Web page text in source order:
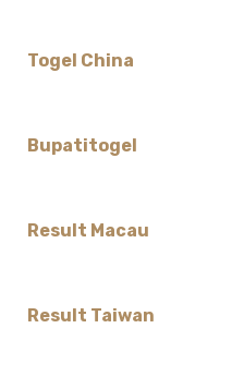
Togel China
Bupatitogel
Result Macau
Result Taiwan